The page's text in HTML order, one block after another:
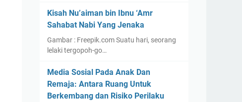
Kisah Nu’aiman bin Ibnu ‘Amr
Sahabat Nabi Yang Jenaka
Gambar : Freepik.com Suatu hari, seorang
lelaki tergopoh-go…
Media Sosial Pada Anak Dan
Remaja: Antara Ruang Untuk
Berkembang dan Risiko Perilaku